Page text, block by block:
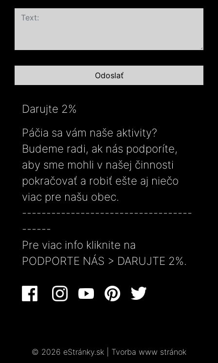
Darujte 2%
Páčia sa vám naše aktivity?
Budeme radi, ak nás podporíte,
aby sme mohli v našej činnosti
pokračovať a robiť ešte aj niečo
viac pre našu obec.
-----------------------------------
------
Pre viac info kliknite na
PODPORTE NÁS > DARUJTE 2%.
© 2026 eStránky.sk Tvorba www stránok